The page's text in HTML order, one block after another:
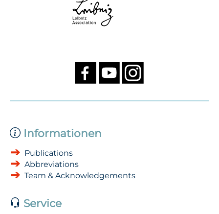
Informationen
Publications
Abbreviations
Team & Acknowledgements
Service